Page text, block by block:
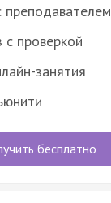
преподавателем
проверкой
занятия
бесплатно